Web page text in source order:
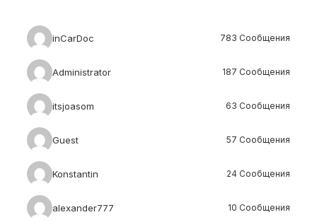
inCarDoc 783 Сообщения
Administrator 187 Сообщения
itsjoasom 63 Сообщения
Guest 57 Сообщения
Konstantin 24 Сообщения
alexander777 10 Сообщения